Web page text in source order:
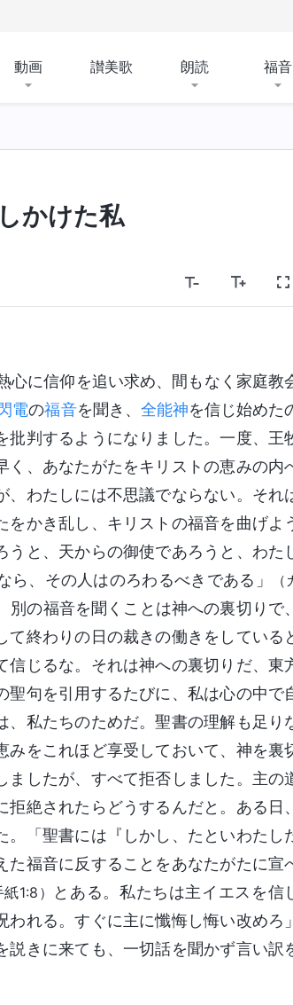
動画 讃美歌 朗読 福音
かけた私
心に信仰を追い求め、間もなく家庭教
電の福音を聞き、 全能神を信じ始めた
批判するようになりました。一度、王
く、あなたがたをキリストの恵みの内
わたしには不思議でならない。それ
かき乱し、キリストの福音を曲げよ
と、天からの御使であろうと、わた
、その人はのろわるべきである」
の福音を聞くことは神への裏切りで、
終わりの日の裁きの働きをしている
じるな。それは神への裏切りだ、東
句を引用するたびに、私は心の中で
私たちのためだ。聖書の理解も足り
をこれほど享受しておいて、神を裏
したが、すべて拒否しました。主の
絶されたらどうするんだと。ある日、
「聖書には『しかし、たといわたし
た福音に反することをあなたがたに宣
1:8）
とある。私たちは主イエスを信
れる。すぐに主に懺悔し悔い改めろ」
きに来ても、一切話を聞かず言い訳